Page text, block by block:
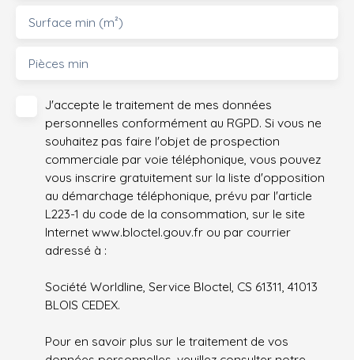
Surface min (m²)
Pièces min
J'accepte le traitement de mes données
personnelles conformément au RGPD. Si vous ne
souhaitez pas faire l'objet de prospection
commerciale par voie téléphonique, vous pouvez
vous inscrire gratuitement sur la liste d'opposition
au démarchage téléphonique, prévu par l'article
L223-1 du code de la consommation, sur le site
Internet www.bloctel.gouv.fr ou par courrier
adressé à :
Société Worldline, Service Bloctel, CS 61311, 41013
BLOIS CEDEX.
Pour en savoir plus sur le traitement de vos